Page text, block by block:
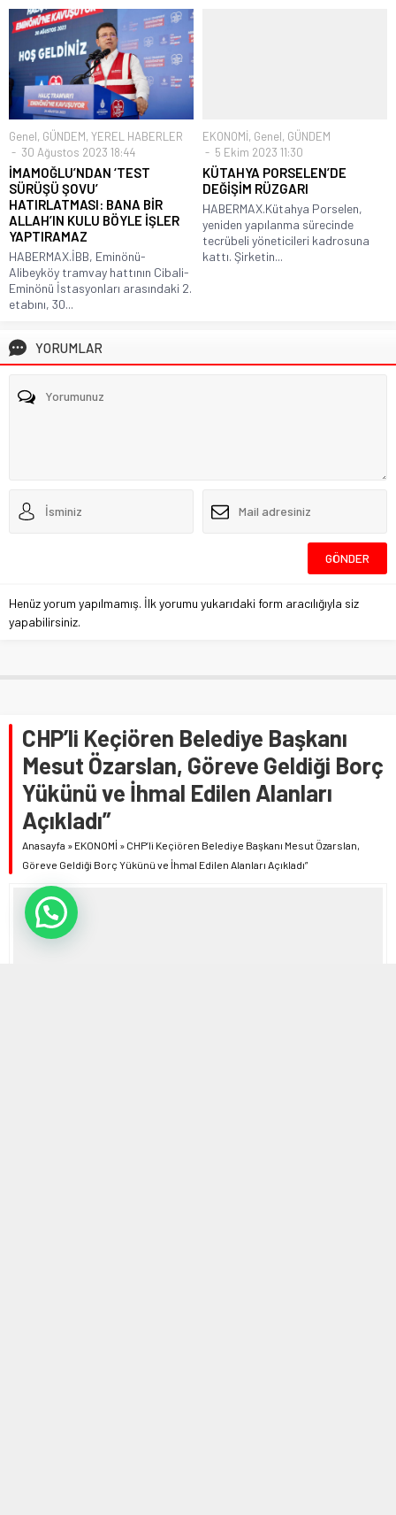
Genel, GÜNDEM, YEREL HABERLER
30 Ağustos 2023 18:44
İMAMOĞLU’NDAN ‘TEST
SÜRÜŞÜ ŞOVU’
HATIRLATMASI: BANA BİR
ALLAH’IN KULU BÖYLE İŞLER
YAPTIRAMAZ
HABERMAX.İBB, Eminönü-
Alibeyköy tramvay hattının Cibali-
Eminönü İstasyonları arasındaki 2.
etabını, 30...
EKONOMİ, Genel, GÜNDEM
5 Ekim 2023 11:30
KÜTAHYA PORSELEN’DE
DEĞİŞİM RÜZGARI
HABERMAX.Kütahya Porselen,
yeniden yapılanma sürecinde
tecrübeli yöneticileri kadrosuna
kattı. Şirketin...
YORUMLAR
Henüz yorum yapılmamış. İlk yorumu yukarıdaki form aracılığıyla siz
yapabilirsiniz.
CHP’li Keçiören Belediye Başkanı
Mesut Özarslan, Göreve Geldiği Borç
Yükünü ve İhmal Edilen Alanları
Açıkladı”
Anasayfa » EKONOMİ » CHP’li Keçiören Belediye Başkanı Mesut Özarslan,
Göreve Geldiği Borç Yükünü ve İhmal Edilen Alanları Açıkladı”